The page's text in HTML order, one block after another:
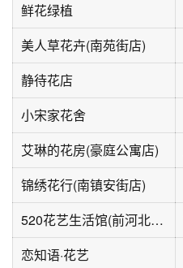
鲜花绿植
美人草花卉(南苑街店)
静待花店
小宋家花舍
艾琳的花房(豪庭公寓店)
锦绣花行(南镇安街店)
520花艺生活馆(前河北路店)
恋知语·花艺